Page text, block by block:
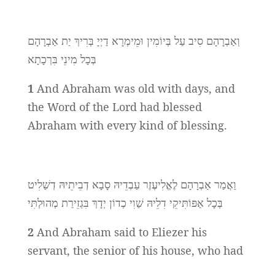
וְאַבְרָהָם סִיב עַל בְּיוֹמִין וּמֵימְרָא דַיְיָ בְּרִיךְ יַת אַבְרָהָם
בְּכָל מִינֵי בִּרְכָתָא
1 And Abraham was old with days, and
the Word of the Lord had blessed
Abraham with every kind of blessing.
וַאֲמַר אַבְרָהָם לֶאֱלִיעֶזֶר עַבְדֵיהּ סָבָא דְבֵיתֵיהּ דְשַׁלִיט
בְּכָל אַפּוֹתִּיקֵי דִלֵיהּ שַׁוִי כְדוֹן יְדָךְ בִּגְזֵירַת מְהוּלְתִּי
2 And Abraham said to Eliezer his
servant, the senior of his house, who had